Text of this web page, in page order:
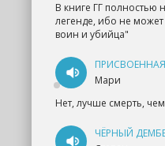
В книге ГГ полностью
легенде, ибо не
воин и убийца"
Мари
Нет, лучше смерть,